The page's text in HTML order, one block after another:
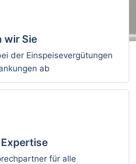
wir Sie
der Einspeisevergütungen
ab
für alle